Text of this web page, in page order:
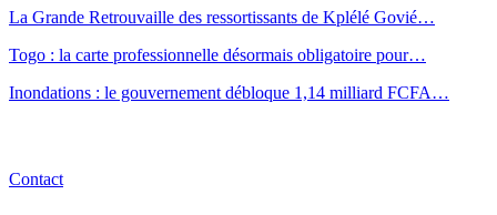
La Grande Retrouvaille des ressortissants de Kplélé Govié…
Togo : la carte professionnelle désormais obligatoire pour…
Inondations : le gouvernement débloque 1,14 milliard FCFA…
Contact